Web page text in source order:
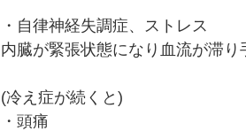
・自律神経失調症、ストレス
内臓が緊張状態になり血流が滞り
(冷え症が続くと)
・頭痛